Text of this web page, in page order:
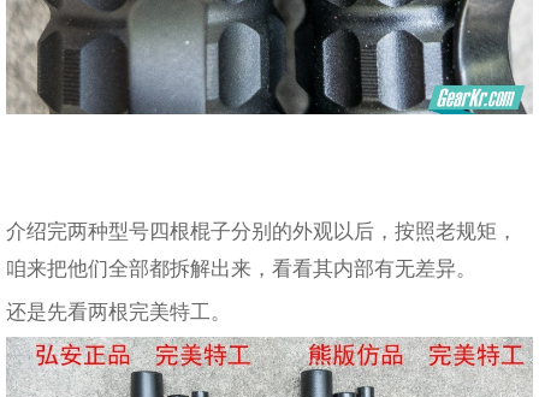
介绍完两种型号四根棍子分别的外观以后，按照老规矩，
咱来把他们全部都拆解出来，看看其内部有无差异。
还是先看两根完美特工。